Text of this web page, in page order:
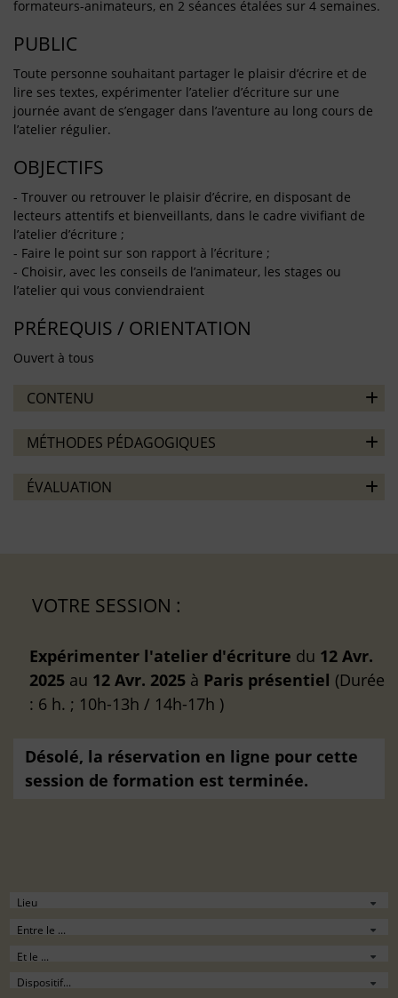
formateurs-animateurs, en 2 séances étalées sur 4 semaines.
PUBLIC
Toute personne souhaitant partager le plaisir d’écrire et de
lire ses textes, expérimenter l’atelier d’écriture sur une
journée avant de s’engager dans l’aventure au long cours de
l’atelier régulier.
OBJECTIFS
- Trouver ou retrouver le plaisir d’écrire, en disposant de
lecteurs attentifs et bienveillants, dans le cadre vivifiant de
l’atelier d’écriture ;
- Faire le point sur son rapport à l’écriture ;
- Choisir, avec les conseils de l’animateur, les stages ou
l’atelier qui vous conviendraient
PRÉREQUIS / ORIENTATION
Ouvert à tous
CONTENU
MÉTHODES PÉDAGOGIQUES
ÉVALUATION
VOTRE SESSION :
Expérimenter l'atelier d'écriture du 12 Avr.
2025 au 12 Avr. 2025 à Paris présentiel (Durée
: 6 h. ; 10h-13h / 14h-17h )
Désolé, la réservation en ligne pour cette
session de formation est terminée.